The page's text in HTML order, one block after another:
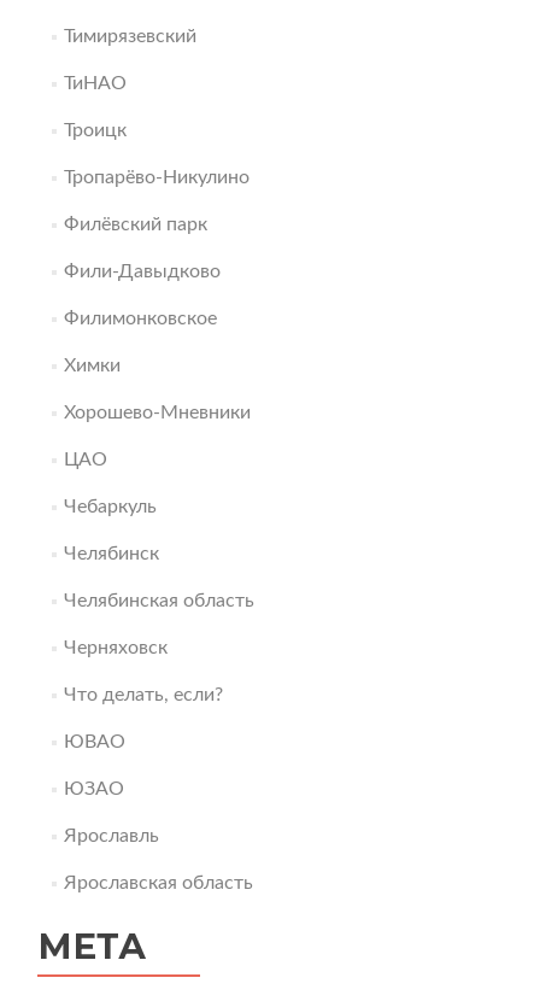
Тимирязевский
ТиНАО
Троицк
Тропарёво-Никулино
Филёвский парк
Фили-Давыдково
Филимонковское
Химки
Хорошево-Мневники
ЦАО
Чебаркуль
Челябинск
Челябинская область
Черняховск
Что делать, если?
ЮВАО
ЮЗАО
Ярославль
Ярославская область
МЕТА